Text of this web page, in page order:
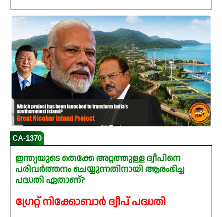
CA-1370
ഇന്ത്യയുടെ തെക്കേ അറ്റത്തുള്ള ദ്വീപിനെ
പരിവർത്തനം ചെയ്യുന്നതിനായി ആരംഭിച്ച
പദ്ധതി ഏതാണ്?
ഗ്രേറ്റ് നിക്കോബാർ ദ്വീപ് പദ്ധതി